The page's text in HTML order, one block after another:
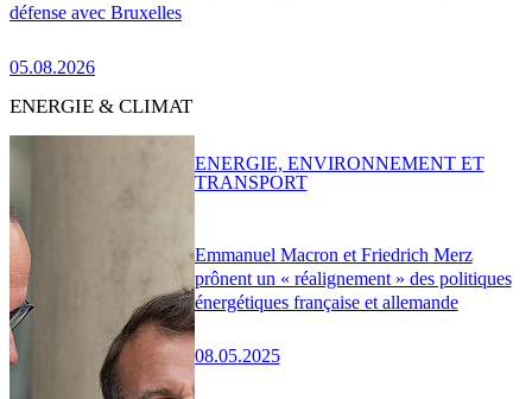
défense avec Bruxelles
05.08.2026
ENERGIE & CLIMAT
Emmanuel Macron et Friedrich Merz
prônent un « réalignement » des politiques
énergétiques française et allemande
08.05.2025
ENERGIE, ENVIRONNEMENT ET
TRANSPORT